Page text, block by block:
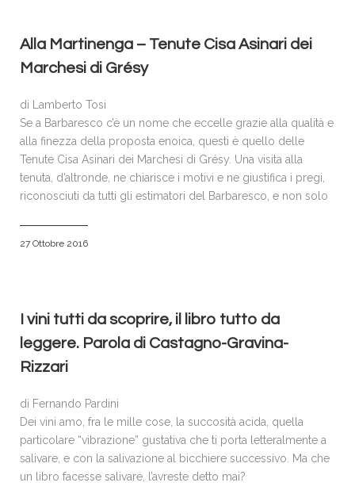
ACCREDITI E PRENOTAZIONI
SPONSOR & PARTNERS
NEWS
CONTATTI
POLICY
Alla Martinenga – Tenute Cisa Asinari dei
Marchesi di Grésy
di Lamberto Tosi
Se a Barbaresco c’è un nome che eccelle grazie alla qualità e
alla finezza della proposta enoica, questi è quello delle
Tenute Cisa Asinari dei Marchesi di Grésy. Una visita alla
tenuta, d’altronde, ne chiarisce i motivi e ne giustifica i pregi,
riconosciuti da tutti gli estimatori del Barbaresco, e non solo
27 Ottobre 2016
I vini tutti da scoprire, il libro tutto da
leggere. Parola di Castagno-Gravina-
Rizzari
di Fernando Pardini
Dei vini amo, fra le mille cose, la succosità acida, quella
particolare “vibrazione” gustativa che ti porta letteralmente a
salivare, e con la salivazione al bicchiere successivo. Ma che
un libro facesse salivare, l’avreste detto mai?